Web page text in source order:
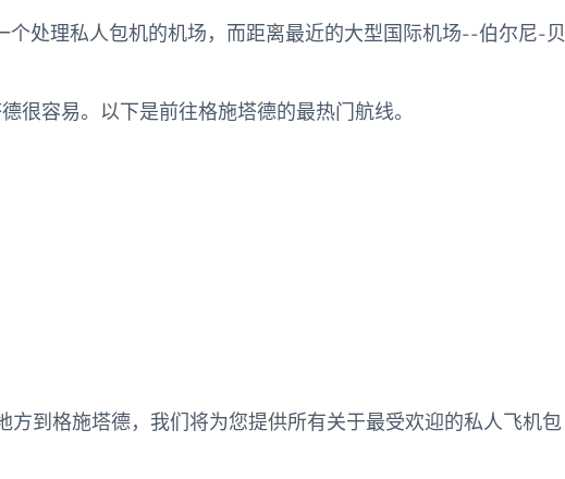
个处理私人包机的机场，而距离最近的大型国际机场--伯尔尼-贝
很容易。以下是前往格施塔德的最热门航线。
方到格施塔德，我们将为您提供所有关于最受欢迎的私人飞机包